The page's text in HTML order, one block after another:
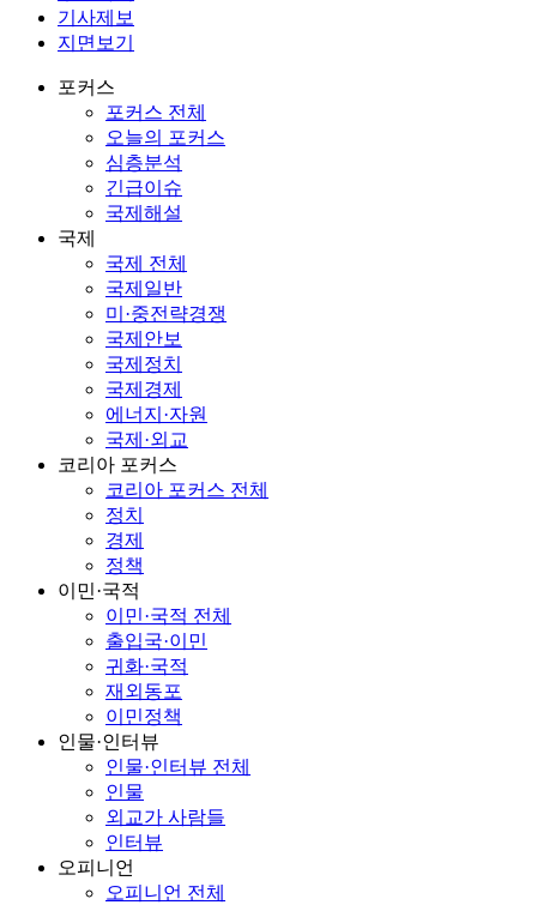
기사제보
지면보기
포커스
포커스 전체
오늘의 포커스
심층분석
긴급이슈
국제해설
국제
국제 전체
국제일반
미·중전략경쟁
국제안보
국제정치
국제경제
에너지·자원
국제·외교
코리아 포커스
코리아 포커스 전체
정치
경제
정책
이민·국적
이민·국적 전체
출입국·이민
귀화·국적
재외동포
이민정책
인물·인터뷰
인물·인터뷰 전체
인물
외교가 사람들
인터뷰
오피니언
오피니언 전체